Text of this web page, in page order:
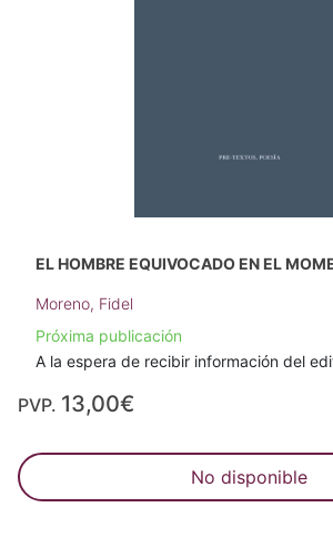
EL HOMBRE EQUIVOCADO EN EL
Moreno, Fidel
Próxima publicación
A la espera de recibir información del
PVP. 13,00€
No disponible